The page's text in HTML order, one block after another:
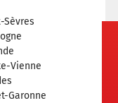
Sèvres
Vienne
Garonne